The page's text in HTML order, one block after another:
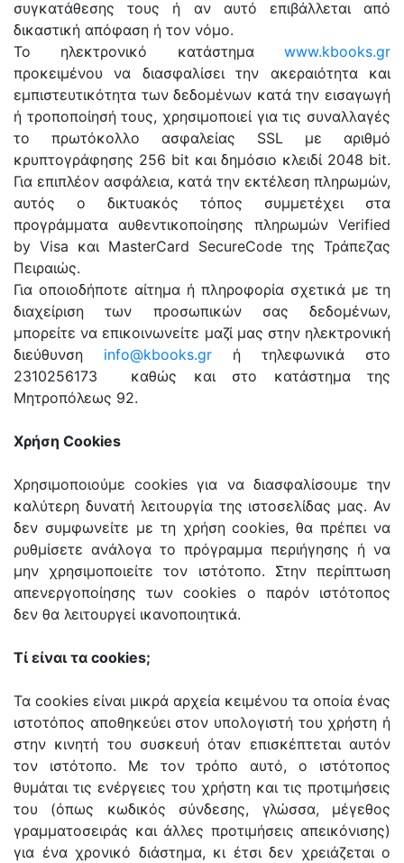
συγκατάθεσης τους ή αν αυτό επιβάλλεται από
δικαστική απόφαση ή τον νόμο.
Το ηλεκτρονικό κατάστημα www.kbooks.gr
προκειμένου να διασφαλίσει την ακεραιότητα και
εμπιστευτικότητα των δεδομένων κατά την εισαγωγή
ή τροποποίησή τους, χρησιμοποιεί για τις συναλλαγές
το πρωτόκολλο ασφαλείας SSL με αριθμό
κρυπτογράφησης 256 bit και δημόσιο κλειδί 2048 bit.
Για επιπλέον ασφάλεια, κατά την εκτέλεση πληρωμών,
αυτός ο δικτυακός τόπος συμμετέχει στα
προγράμματα αυθεντικοποίησης πληρωμών Verified
by Visa και MasterCard SecureCode της Τράπεζας
Πειραιώς.
Για οποιοδήποτε αίτημα ή πληροφορία σχετικά με τη
διαχείριση των προσωπικών σας δεδομένων,
μπορείτε να επικοινωνείτε μαζί μας στην ηλεκτρονική
διεύθυνση info@kbooks.gr ή τηλεφωνικά στο
2310256173 καθώς και στο κατάστημα της
Μητροπόλεως 92.
Χρήση Cookies
Χρησιμοποιούμε cookies για να διασφαλίσουμε την
καλύτερη δυνατή λειτουργία της ιστοσελίδας μας. Αν
δεν συμφωνείτε με τη χρήση cookies, θα πρέπει να
ρυθμίσετε ανάλογα το πρόγραμμα περιήγησης ή να
μην χρησιμοποιείτε τον ιστότοπο. Στην περίπτωση
απενεργοποίησης των cookies ο παρόν ιστότοπος
δεν θα λειτουργεί ικανοποιητικά.
Τί είναι τα cookies;
Τα cookies είναι μικρά αρχεία κειμένου τα οποία ένας
ιστοτόπος αποθηκεύει στον υπολογιστή του χρήστη ή
στην κινητή του συσκευή όταν επισκέπτεται αυτόν
τον ιστότοπο. Με τον τρόπο αυτό, ο ιστότοπος
θυμάται τις ενέργειες του χρήστη και τις προτιμήσεις
του (όπως κωδικός σύνδεσης, γλώσσα, μέγεθος
γραμματοσειράς και άλλες προτιμήσεις απεικόνισης)
για ένα χρονικό διάστημα, κι έτσι δεν χρειάζεται ο